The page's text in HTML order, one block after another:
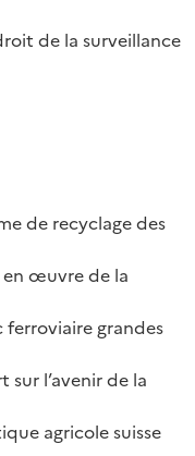
de la surveillance
de recyclage des
en œuvre de la
ferroviaire grandes
l’avenir de la
agricole suisse